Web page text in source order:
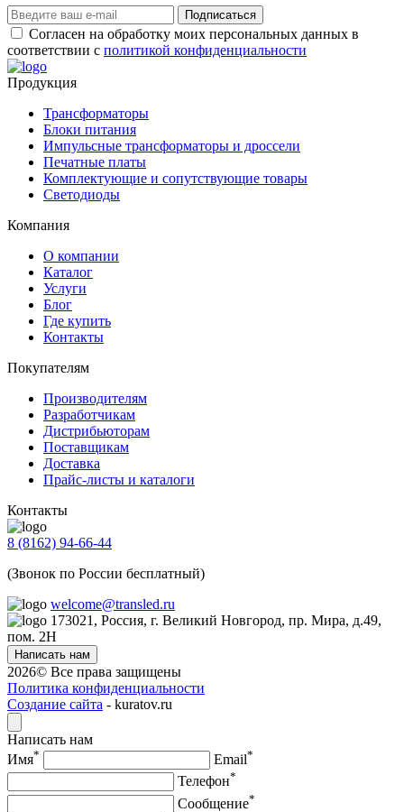
Подписаться
Согласен на обработку моих персональных данных в
соответствии с политикой конфиденциальности
Продукция
Трансформаторы
Блоки питания
Импульсные трансформаторы и дроссели
Печатные платы
Комплектующие и сопутствующие товары
Светодиоды
Компания
О компании
Каталог
Услуги
Блог
Где купить
Контакты
Покупателям
Производителям
Разработчикам
Дистрибьюторам
Поставщикам
Доставка
Прайс-листы и каталоги
Контакты
8 (8162) 94-66-44
(Звонок по России бесплатный)
welcome@transled.ru
173021, Россия, г. Великий Новгород, пр. Мира, д.49,
пом. 2Н
Написать нам
2026© Все права защищены
Политика конфиденциальности
Создание сайта - kuratov.ru
Написать нам
Имя* Email*
Телефон*
Сообщение*